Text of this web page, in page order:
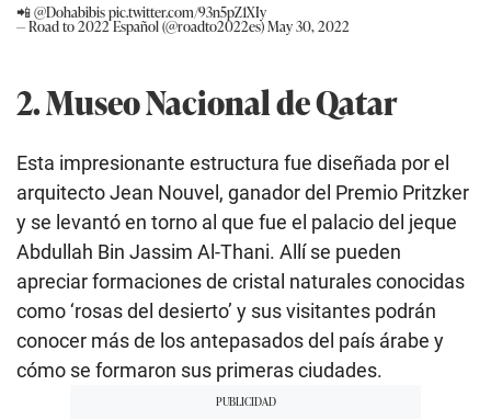
📲@Dohabibispic.twitter.com/93n5pZ1XIy
— Road to 2022 Español (@roadto2022es)May 30, 2022
2. Museo Nacional de Qatar
Esta impresionante estructura fue diseñada por el
arquitecto Jean Nouvel, ganador del Premio Pritzker
y se levantó en torno al que fue el palacio del jeque
Abdullah Bin Jassim Al-Thani. Allí se pueden
apreciar formaciones de cristal naturales conocidas
como ‘rosas del desierto’ y sus visitantes podrán
conocer más de los antepasados del país árabe y
cómo se formaron sus primeras ciudades.